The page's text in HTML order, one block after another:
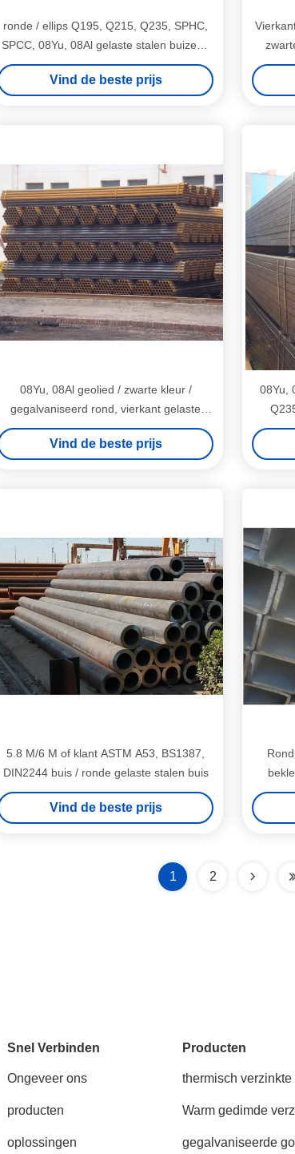
ronde / ellips Q195, Q215, Q235, SPHC,
SPCC, 08Yu, 08Al gelaste stalen buizen /
pijp
Vind de beste prijs
08Yu, 08Al geolied / zwarte kleur /
gegalvaniseerd rond, vierkant gelaste
stalen buizen / pijp
Vind de beste prijs
08Yu,
5.8 M/6 M of klant ASTM A53, BS1387,
DIN2244 buis / ronde gelaste stalen buis
Vind de beste prijs
1 2
Snel Verbinden
Ongeveer ons
producten
oplossingen
Producten
thermisch
Warm gedimde
gegalvaniseerde